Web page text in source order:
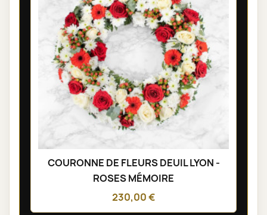
COURONNE DE FLEURS DEUIL LYON -
ROSES MÉMOIRE
230,00 €